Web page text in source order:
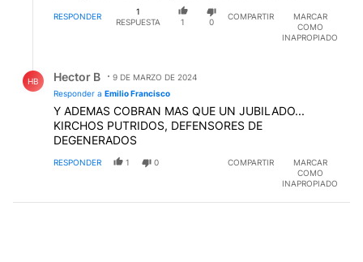
RESPONDER
1
RESPUESTA
1 0
COMPARTIR
MARCAR
COMO
INAPROPIADO
HB Hector B
9 DE MARZO DE 2024
Responder a Emilio Francisco
Y ADEMAS COBRAN MAS QUE UN JUBILADO...
KIRCHOS PUTRIDOS, DEFENSORES DE
DEGENERADOS
RESPONDER 1 0 COMPARTIR
MARCAR
COMO
INAPROPIADO